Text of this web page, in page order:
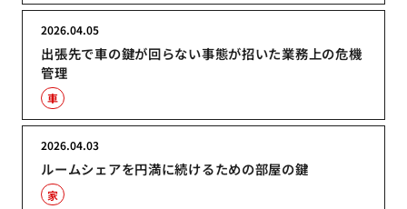
出張先で車の鍵が回らない事態が招いた業務上の危機
管理
2026.04.05
車
ルームシェアを円満に続けるための部屋の鍵
2026.04.03
家